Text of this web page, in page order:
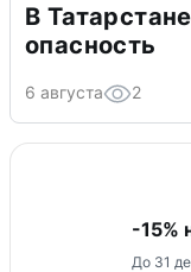
В
опасность
6 августа 2
-15%
До 31